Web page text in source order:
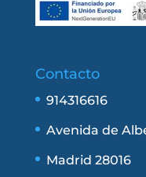
Contacto
914316616
Avenida de
Madrid 28016